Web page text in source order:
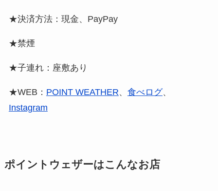
★決済方法：現金、PayPay
★禁煙
★子連れ：座敷あり
★WEB： POINT WEATHER、 食べログ、
Instagram
ポイントウェザーはこんなお店